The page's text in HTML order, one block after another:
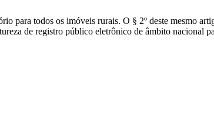
todos os imóveis rurais. O § 2º deste mesmo
de registro público eletrônico de âmbito nacional